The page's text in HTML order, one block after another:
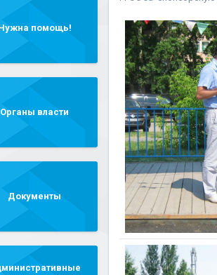
помощь!
Органы власти
Документы